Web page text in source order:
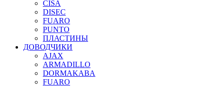
CISA
DISEC
FUARO
PUNTO
ПЛАСТИНЫ
ДОВОДЧИКИ
AJAX
ARMADILLO
DORMAKABA
FUARO